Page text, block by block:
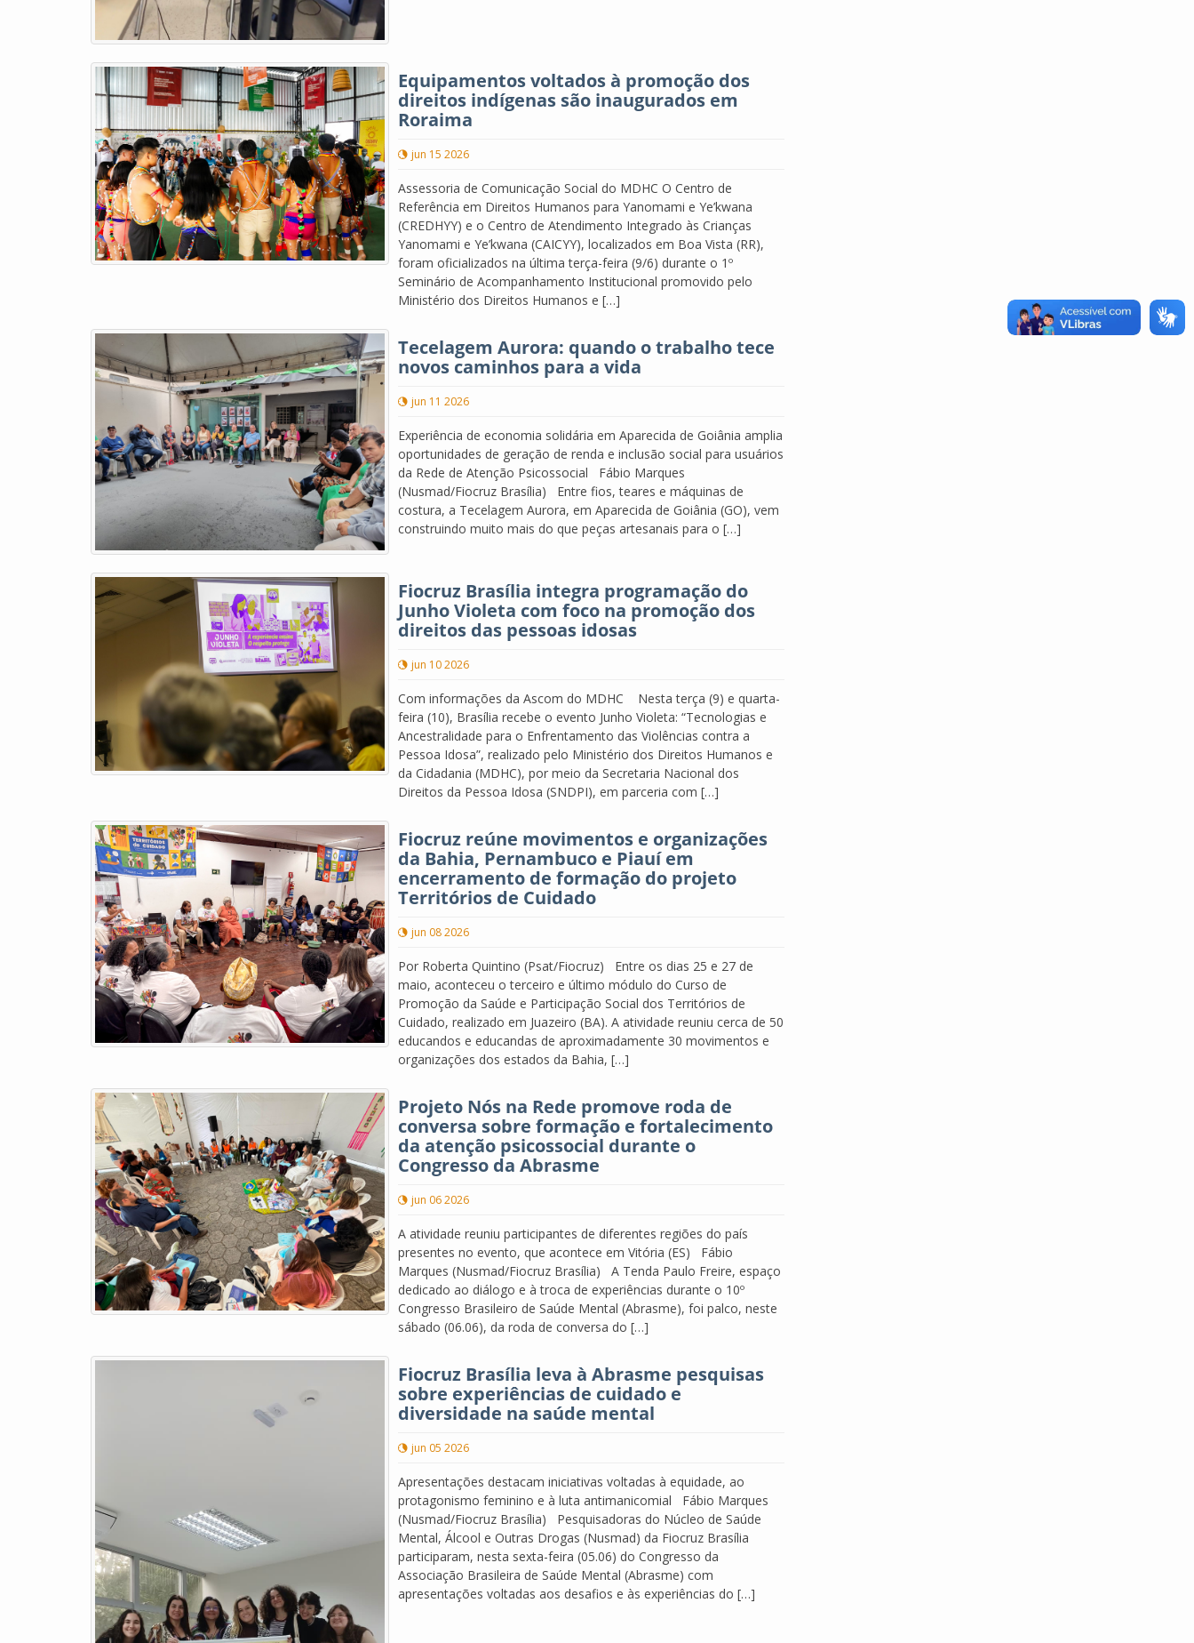
Equipamentos voltados à promoção dos
direitos indígenas são inaugurados em
Roraima
jun 15 2026
Assessoria de Comunicação Social do MDHC O Centro de
Referência em Direitos Humanos para Yanomami e Ye’kwana
(CREDHYY) e o Centro de Atendimento Integrado às Crianças
Yanomami e Ye’kwana (CAICYY), localizados em Boa Vista (RR),
foram oficializados na última terça-feira (9/6) durante o 1º
Seminário de Acompanhamento Institucional promovido pelo
Ministério dos Direitos Humanos e […]
Tecelagem Aurora: quando o trabalho tece
novos caminhos para a vida
jun 11 2026
Experiência de economia solidária em Aparecida de Goiânia amplia
oportunidades de geração de renda e inclusão social para usuários
da Rede de Atenção Psicossocial Fábio Marques
(Nusmad/Fiocruz Brasília) Entre fios, teares e máquinas de
costura, a Tecelagem Aurora, em Aparecida de Goiânia (GO), vem
construindo muito mais do que peças artesanais para o […]
Fiocruz Brasília integra programação do
Junho Violeta com foco na promoção dos
direitos das pessoas idosas
jun 10 2026
Com informações da Ascom do MDHC Nesta terça (9) e quarta-
feira (10), Brasília recebe o evento Junho Violeta: “Tecnologias e
Ancestralidade para o Enfrentamento das Violências contra a
Pessoa Idosa”, realizado pelo Ministério dos Direitos Humanos e
da Cidadania (MDHC), por meio da Secretaria Nacional dos
Direitos da Pessoa Idosa (SNDPI), em parceria com […]
Fiocruz reúne movimentos e organizações
da Bahia, Pernambuco e Piauí em
encerramento de formação do projeto
Territórios de Cuidado
jun 08 2026
Por Roberta Quintino (Psat/Fiocruz) Entre os dias 25 e 27 de
maio, aconteceu o terceiro e último módulo do Curso de
Promoção da Saúde e Participação Social dos Territórios de
Cuidado, realizado em Juazeiro (BA). A atividade reuniu cerca de 50
educandos e educandas de aproximadamente 30 movimentos e
organizações dos estados da Bahia, […]
Projeto Nós na Rede promove roda de
conversa sobre formação e fortalecimento
da atenção psicossocial durante o
Congresso da Abrasme
jun 06 2026
A atividade reuniu participantes de diferentes regiões do país
presentes no evento, que acontece em Vitória (ES) Fábio
Marques (Nusmad/Fiocruz Brasília) A Tenda Paulo Freire, espaço
dedicado ao diálogo e à troca de experiências durante o 10º
Congresso Brasileiro de Saúde Mental (Abrasme), foi palco, neste
sábado (06.06), da roda de conversa do […]
Fiocruz Brasília leva à Abrasme pesquisas
sobre experiências de cuidado e
diversidade na saúde mental
jun 05 2026
Apresentações destacam iniciativas voltadas à equidade, ao
protagonismo feminino e à luta antimanicomial Fábio Marques
(Nusmad/Fiocruz Brasília) Pesquisadoras do Núcleo de Saúde
Mental, Álcool e Outras Drogas (Nusmad) da Fiocruz Brasília
participaram, nesta sexta-feira (05.06) do Congresso da
Associação Brasileira de Saúde Mental (Abrasme) com
apresentações voltadas aos desafios e às experiências do […]